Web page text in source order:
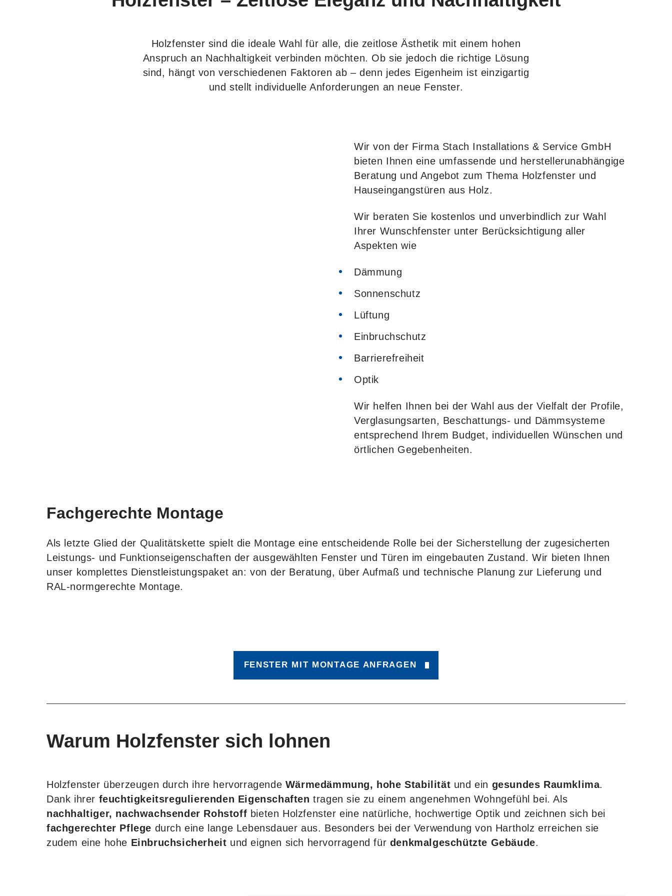
Holzfenster sind die ideale Wahl für alle, die zeitlose Ästhetik mit einem hohen
Anspruch an Nachhaltigkeit verbinden möchten. Ob sie jedoch die richtige Lösung
sind, hängt von verschiedenen Faktoren ab – denn jedes Eigenheim ist einzigartig
und stellt individuelle Anforderungen an neue Fenster.
Wir von der Firma Stach Installations & Service GmbH
bieten Ihnen eine umfassende und herstellerunabhängige
Beratung und Angebot zum Thema Holzfenster und
Hauseingangstüren aus Holz.
Wir beraten Sie kostenlos und unverbindlich zur Wahl
Ihrer Wunschfenster unter Berücksichtigung aller
Aspekten wie
Dämmung
Sonnenschutz
Lüftung
Einbruchschutz
Barrierefreiheit
Optik
Wir helfen Ihnen bei der Wahl aus der Vielfalt der Profile,
Verglasungsarten, Beschattungs- und Dämmsysteme
entsprechend Ihrem Budget, individuellen Wünschen und
örtlichen Gegebenheiten.
Fachgerechte Montage
Als letzte Glied der Qualitätskette spielt die Montage eine entscheidende Rolle bei der Sicherstellung der zugesicherten
Leistungs- und Funktionseigenschaften der ausgewählten Fenster und Türen im eingebauten Zustand. Wir bieten Ihnen
unser komplettes Dienstleistungspaket an: von der Beratung, über Aufmaß und technische Planung zur Lieferung und
RAL-normgerechte Montage.
FENSTER MIT MONTAGE ANFRAGEN
Warum Holzfenster sich lohnen
Holzfenster überzeugen durch ihre hervorragende Wärmedämmung, hohe Stabilität und ein gesundes Raumklima.
Dank ihrer feuchtigkeitsregulierenden Eigenschaften tragen sie zu einem angenehmen Wohngefühl bei. Als
nachhaltiger, nachwachsender Rohstoff bieten Holzfenster eine natürliche, hochwertige Optik und zeichnen sich bei
fachgerechter Pflege durch eine lange Lebensdauer aus. Besonders bei der Verwendung von Hartholz erreichen sie
zudem eine hohe Einbruchsicherheit und eignen sich hervorragend für denkmalgeschützte Gebäude.